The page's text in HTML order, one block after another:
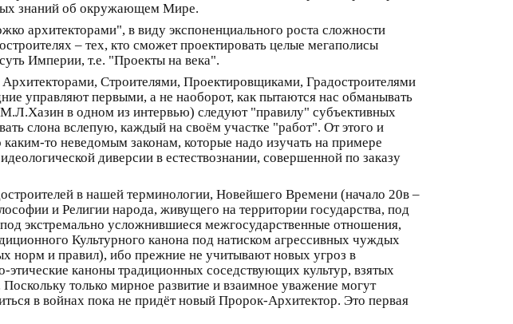
знаний об окружающем Мире.
архитекторами", в виду экспоненциального роста сложности
– тех, кто сможет проектировать целые мегаполисы
Империи, т.е. "Проекты на века".
Строителями, Проектировщиками, Градостроителями
управляют первыми, а не наоборот, как пытаются нас обманывать
в одном из интервью) следуют "правилу" субъективных
слона вслепую, каждый на своём участке "работ". От этого и
то неведомым законам, которые надо изучать на примере
диверсии в естествознании, совершенной по заказу
в нашей терминологии, Новейшего Времени (начало 20в –
и Религии народа, живущего на территории государства, под
экстремально усложнившиеся межгосударственные отношения,
Культурного канона под натиском агрессивных чуждых
норм и правил), ибо прежние не учитывают новых угроз в
каноны традиционных соседствующих культур, взятых
только мирное развитие и взаимное уважение могут
в войнах пока не придёт новый Пророк-Архитектор. Это первая